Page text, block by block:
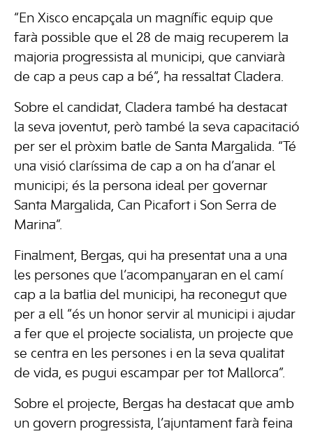
“En Xisco encapçala un magnífic equip que
farà possible que el 28 de maig recuperem la
majoria progressista al municipi, que canviarà
de cap a peus cap a bé”, ha ressaltat Cladera.
Sobre el candidat, Cladera també ha destacat
la seva joventut, però també la seva capacitació
per ser el pròxim batle de Santa Margalida. “Té
una visió claríssima de cap a on ha d’anar el
municipi; és la persona ideal per governar
Santa Margalida, Can Picafort i Son Serra de
Marina”.
Finalment, Bergas, qui ha presentat una a una
les persones que l’acompanyaran en el camí
cap a la batlia del municipi, ha reconegut que
per a ell “és un honor servir al municipi i ajudar
a fer que el projecte socialista, un projecte que
se centra en les persones i en la seva qualitat
de vida, es pugui escampar per tot Mallorca”.
Sobre el projecte, Bergas ha destacat que amb
un govern progressista, l’ajuntament farà feina